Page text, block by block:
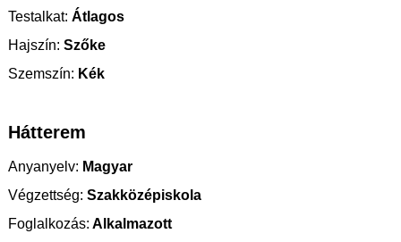
Testalkat: Átlagos
Hajszín: Szőke
Szemszín: Kék
Hátterem
Anyanyelv: Magyar
Végzettség: Szakközépiskola
Foglalkozás: Alkalmazott